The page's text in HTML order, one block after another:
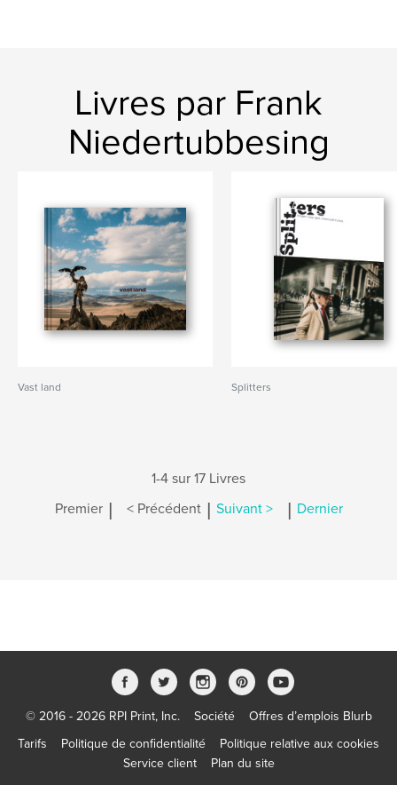
Livres par Frank
Niedertubbesing
Vast land Splitters
1-4 sur 17 Livres
Premier | < Précédent | Suivant > | Dernier
© 2016 - 2026 RPI Print, Inc. Société
Offres d’emplois Blurb
Tarifs
Politique de confidentialité
Politique relative aux cookies
Service client
Plan du site